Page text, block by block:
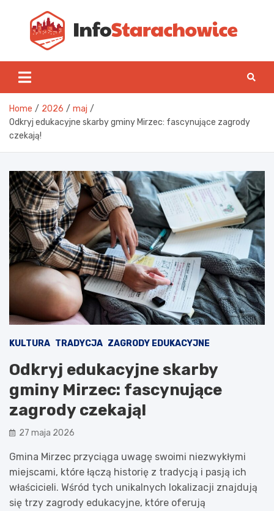
content
Home 2026
maj
Odkryj edukacyjne skarby gminy Mirzec: fascynujące zagrody
czekają!
KULTURA TRADYCJA ZAGRODY EDUKACYJNE
Odkryj edukacyjne skarby
gminy Mirzec: fascynujące
zagrody czekają!
27 maja 2026
Gmina Mirzec przyciąga uwagę swoimi niezwykłymi
miejscami, które łączą historię z tradycją i pasją ich
właścicieli. Wśród tych unikalnych lokalizacji znajdują
się trzy zagrody edukacyjne, które oferują